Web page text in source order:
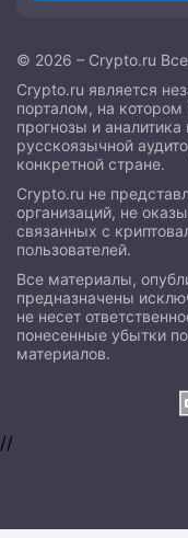
© 2026 – Crypto.ru
Crypto.ru является
порталом, на
прогнозы и
русскоязычной
конкретной стране.
Crypto.ru не
организаций, не
связанных с
пользователей.
Все материалы,
предназначены
не несет
понесенные убытки
материалов.
//